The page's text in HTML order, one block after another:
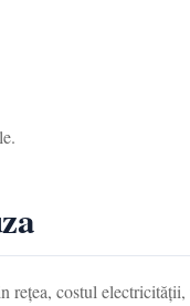
costul